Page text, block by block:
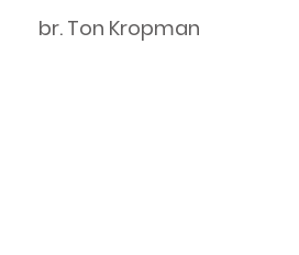
br. Ton Kropman